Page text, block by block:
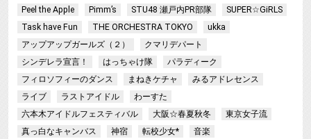
Peel the Apple
Pimm’s STU48 瀬戸内PR部隊
SUPER☆GiRLS
Task have Fun
THE ORCHESTRA TOKYO
ukka
アップアップガールズ（２）
クマリデパート
シンデレラ宣言！
はっちゃけ隊
パラディーク
フィロソフィーのダンス
まねきケチャ
みるアドレセンス
ライブ
ラストアイドル
わーすた
六本木アイドルフェスティバル
大阪☆春夏秋冬
東京女子流
真っ白なキャンバス
神宿 転校少女* 音楽